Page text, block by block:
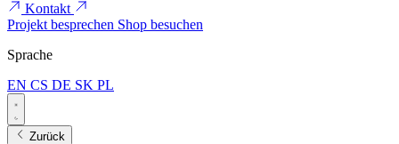
Kontakt
Projekt besprechen Shop besuchen
Sprache
EN CS DE SK PL
Zurück